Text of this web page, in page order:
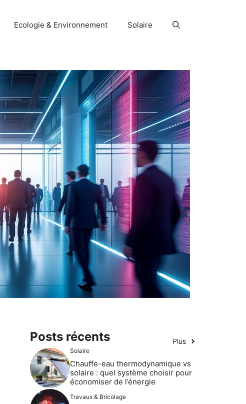
Ecologie & Environnement Solaire
Posts récents Plus
Solaire
Chauffe-eau thermodynamique vs
solaire : quel système choisir pour
économiser de l’énergie
Travaux & Bricolage